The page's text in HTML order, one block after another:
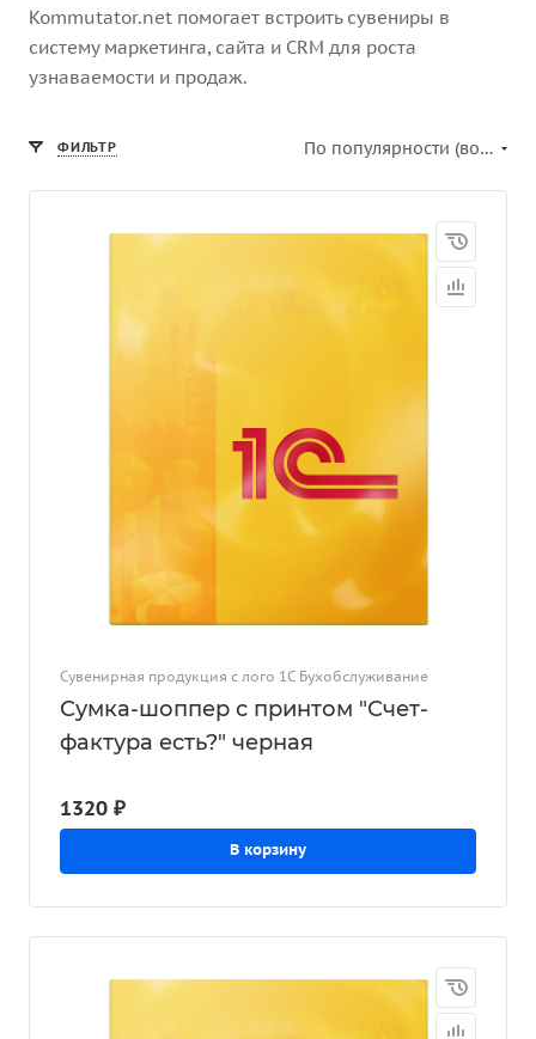
Kommutator.net помогает встроить сувениры в
систему маркетинга, сайта и CRM для роста
узнаваемости и продаж.
ФИЛЬТР По популярности (возрастание)
Сувенирная продукция с лого 1С Бухобслуживание
Сумка-шоппер с принтом "Счет-
фактура есть?" черная
1320 ₽
В корзину